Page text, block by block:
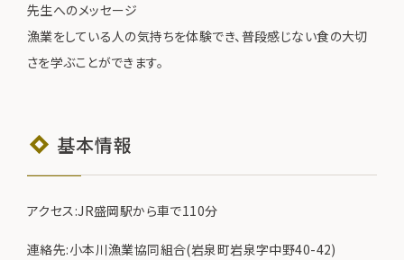
先生へのメッセージ
漁業をしている人の気持ちを体験でき、普段感じない食の大切
さを学ぶことができます。
基本情報
アクセス:JR盛岡駅から車で110分
連絡先:小本川漁業協同組合(岩泉町岩泉字中野40-42)